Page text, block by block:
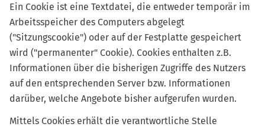
Ein Cookie ist eine Textdatei, die entweder temporär im
Arbeitsspeicher des Computers abgelegt
("Sitzungscookie") oder auf der Festplatte gespeichert
wird ("permanenter" Cookie). Cookies enthalten z.B.
Informationen über die bisherigen Zugriffe des Nutzers
auf den entsprechenden Server bzw. Informationen
darüber, welche Angebote bisher aufgerufen wurden.
Mittels Cookies erhält die verantwortliche Stelle